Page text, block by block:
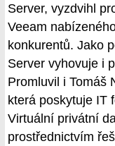
Server, vyzdvihl
Veeam
konkurentů. Jako
Server vyhovuje i
Promluvil i Tomáš
která poskytuje IT
Virtuální privátní
prostřednictvím